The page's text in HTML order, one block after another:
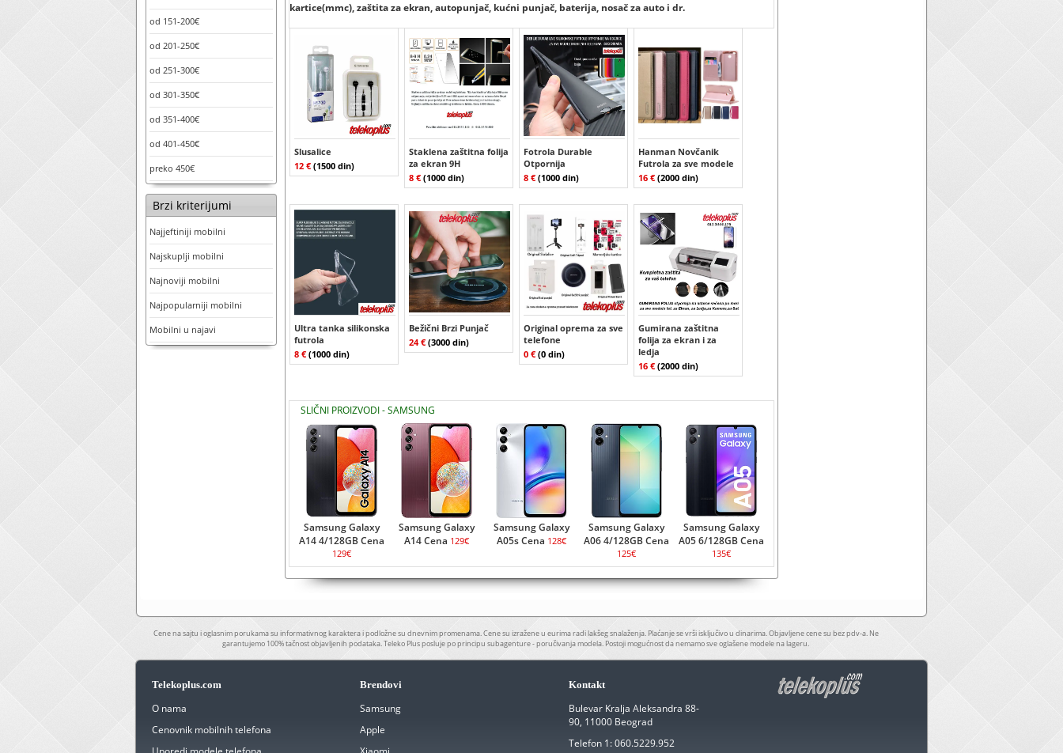
od 151-200€
od 201-250€
od 251-300€
od 301-350€
od 351-400€
od 401-450€
preko 450€
Brzi kriterijumi
Najjeftiniji mobilni
Najskuplji mobilni
Najnoviji mobilni
Najpopularniji mobilni
Mobilni u najavi
kartice(mmc), zaštita za ekran, autopunjač, kućni punjač, baterija, nosač za auto i dr.
Slusalice
12 € (1500 din)
Staklena zaštitna folija
za ekran 9H
8 € (1000 din)
Fotrola Durable
Otpornija
8 € (1000 din)
Hanman Novčanik
Futrola za sve modele
16 € (2000 din)
Ultra tanka silikonska
futrola
8 € (1000 din)
Bežični Brzi Punjač
24 € (3000 din)
Original oprema za sve
telefone
0 € (0 din)
Gumirana zaštitna
folija za ekran i za
ledja
16 € (2000 din)
SLIČNI PROIZVODI - SAMSUNG
Samsung Galaxy
A14 4/128GB Cena
129€
Samsung Galaxy
A14 Cena 129€
Samsung Galaxy
A05s Cena 128€
Samsung Galaxy
A06 4/128GB Cena
125€
Samsung Galaxy
A05 6/128GB Cena
135€
Cene na sajtu i oglasnim porukama su informativnog karaktera i podložne su dnevnim promenama. Cene su izražene u eurima radi lakšeg snalaženja. Plaćanje se vrši isključivo u dinarima. Objavljene cene su bez pdv-a. Ne
garantujemo 100% tačnost objavljenih podataka. Teleko Plus posluje po principu subagenture - poručivanja modela. Postoji mogućnost da nemamo sve oglašene modele na lageru.
Telekoplus.com
O nama
Cenovnik mobilnih telefona
Brendovi
Samsung
Apple
Kontakt
Bulevar Kralja Aleksandra 88-
90, 11000 Beograd
Telefon 1:060.5229.952